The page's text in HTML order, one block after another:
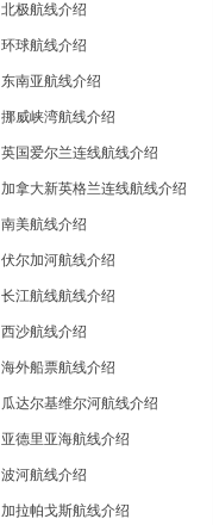
北极航线介绍
环球航线介绍
东南亚航线介绍
挪威峡湾航线介绍
英国爱尔兰连线航线介绍
加拿大新英格兰连线航线介绍
南美航线介绍
伏尔加河航线介绍
长江航线航线介绍
西沙航线介绍
海外船票航线介绍
瓜达尔基维尔河航线介绍
亚德里亚海航线介绍
波河航线介绍
加拉帕戈斯航线介绍